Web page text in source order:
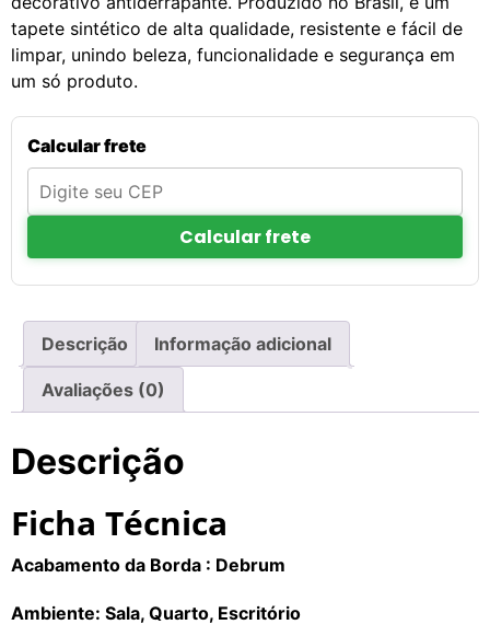
tapete sintético de alta qualidade, resistente e fácil de
limpar, unindo beleza, funcionalidade e segurança em
um só produto.
Calcular frete
Calcular frete
Descrição Informação adicional
Avaliações (0)
Descrição
Ficha Técnica
Acabamento da Borda : Debrum
Ambiente: Sala, Quarto, Escritório